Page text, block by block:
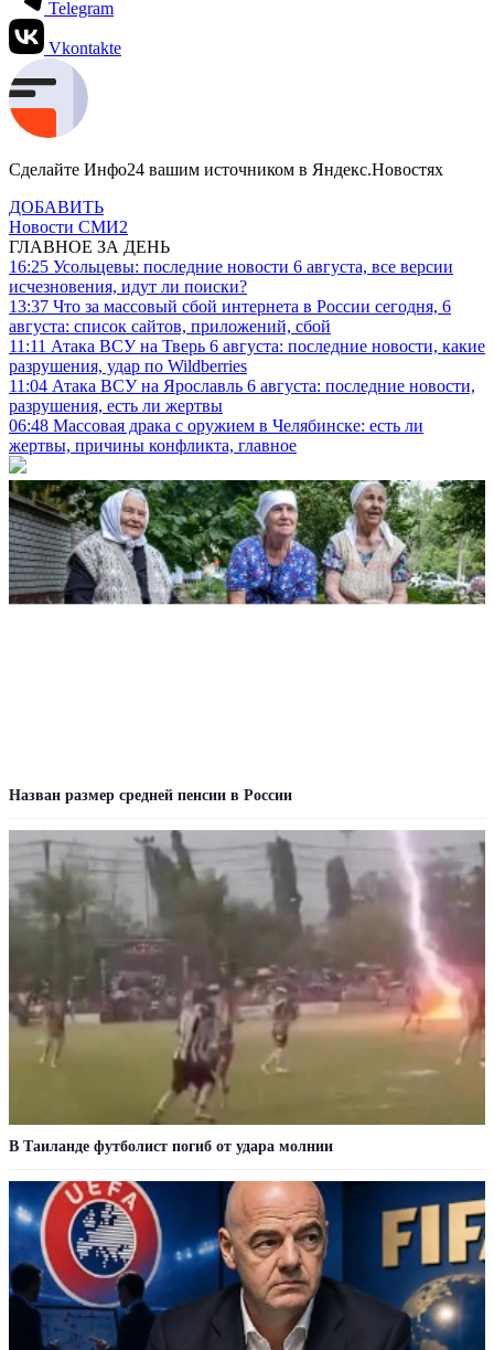
Telegram
Vkontakte
Сделайте Инфо24 вашим источником в Яндекс.Новостях
ДОБАВИТЬ
Новости СМИ2
ГЛАВНОЕ ЗА ДЕНЬ
16:25 Усольцевы: последние новости 6 августа, все версии
исчезновения, идут ли поиски?
13:37 Что за массовый сбой интернета в России сегодня, 6
августа: список сайтов, приложений, сбой
11:11 Атака ВСУ на Тверь 6 августа: последние новости, какие
разрушения, удар по Wildberries
11:04 Атака ВСУ на Ярославль 6 августа: последние новости,
разрушения, есть ли жертвы
06:48 Массовая драка с оружием в Челябинске: есть ли
жертвы, причины конфликта, главное
Назван размер средней пенсии в России
В Таиланде футболист погиб от удара молнии